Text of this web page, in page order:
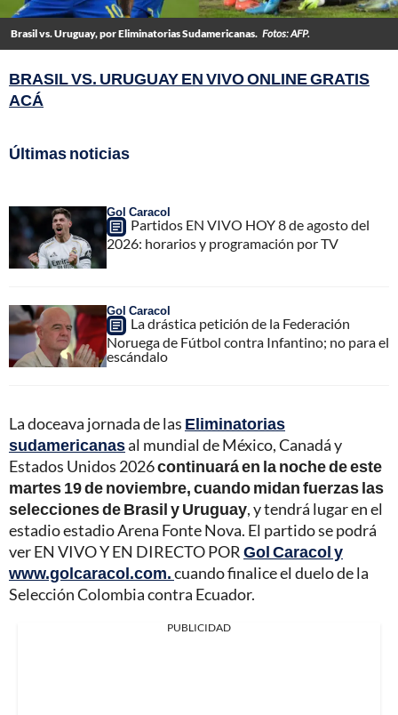
Brasil vs. Uruguay, por Eliminatorias Sudamericanas. Fotos: AFP.
BRASIL VS. URUGUAY EN VIVO ONLINE GRATIS
ACÁ
Últimas noticias
Gol Caracol
Partidos EN VIVO HOY 8 de agosto del
2026: horarios y programación por TV
Gol Caracol
La drástica petición de la Federación
Noruega de Fútbol contra Infantino; no para el
escándalo
La doceava jornada de las Eliminatorias
sudamericanasal mundial de México, Canadá y
Estados Unidos 2026continuará en la noche de este
martes 19 de noviembre, cuando midan fuerzas las
selecciones de Brasil y Uruguay, y tendrá lugar en el
estadio estadio Arena Fonte Nova. El partido se podrá
ver EN VIVO Y EN DIRECTO PORGol Caracol y
www.golcaracol.com.cuando finalice el duelo de la
Selección Colombia contra Ecuador.
PUBLICIDAD